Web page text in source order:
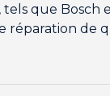
que Bosch
réparation de